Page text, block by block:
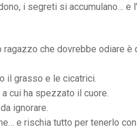
i segreti si accumulano… e
che dovrebbe odiare è
il grasso e le cicatrici.
cui ha spezzato il cuore.
ignorare.
e rischia tutto per tenerlo